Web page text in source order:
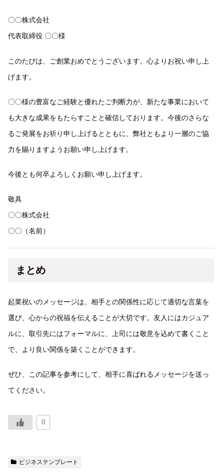
〇〇株式会社
代表取締役 〇〇様
このたびは、ご創業おめでとうございます。心よりお祝い申し上
げます。
〇〇様の豊富なご経験と優れたご判断力が、新たな事業において
も大きな成果をもたらすことと確信しております。今後のさらな
るご発展をお祈り申し上げるとともに、弊社ともより一層のご協
力を賜りますようお願い申し上げます。
今後とも何卒よろしくお願い申し上げます。
敬具
〇〇株式会社
〇〇（名前）
まとめ
起業祝いのメッセージは、相手との関係性に応じて適切な言葉を
選び、心からの祝福を伝えることが大切です。友人にはカジュア
ルに、取引先にはフォーマルに、上司には敬意を込めて書くこと
で、より良い関係を築くことができます。
ぜひ、この記事を参考にして、相手に喜ばれるメッセージを送っ
てください。
0
ビジネステンプレート